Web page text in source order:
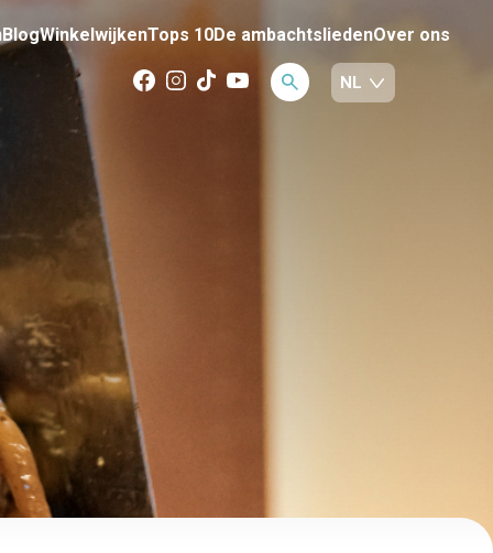
BlogWinkelwijkenTops 10De ambachtsliedenOver ons